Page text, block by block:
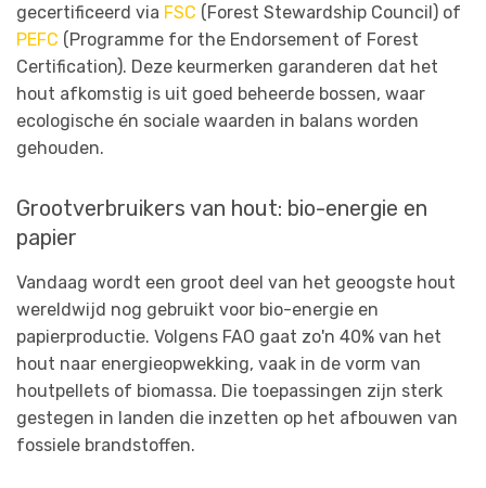
gecertificeerd via FSC (Forest Stewardship Council) of
PEFC (Programme for the Endorsement of Forest
Certification). Deze keurmerken garanderen dat het
hout afkomstig is uit goed beheerde bossen, waar
ecologische én sociale waarden in balans worden
gehouden.
Grootverbruikers van hout: bio-energie en
papier
Vandaag wordt een groot deel van het geoogste hout
wereldwijd nog gebruikt voor bio-energie en
papierproductie. Volgens FAO gaat zo'n 40% van het
hout naar energieopwekking, vaak in de vorm van
houtpellets of biomassa. Die toepassingen zijn sterk
gestegen in landen die inzetten op het afbouwen van
fossiele brandstoffen.